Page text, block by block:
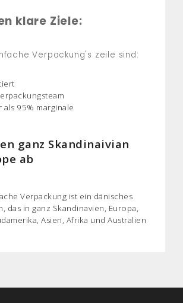
klare Ziele:
Verpackung's zeile sind:
als 95% marginale
ganz Skandinaivian
ab
Verpackung ist ein dänisches
das in ganz Skandinavien, Europa,
Asien, Afrika und Australien